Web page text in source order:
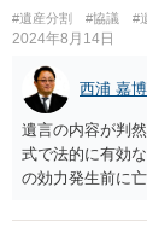
望に関する申出
いた方が良い事
立ての趣旨」の
ば、まずそれを
なぜ調停を申し
決裂した、など)
きさつなどが書
うと感じるとこ
#遺産分割 #協議 #
2024年8月14日
西浦 嘉博
遺言の内容が判
式で法的に有効
の効力発生前に
遺言に基づいて